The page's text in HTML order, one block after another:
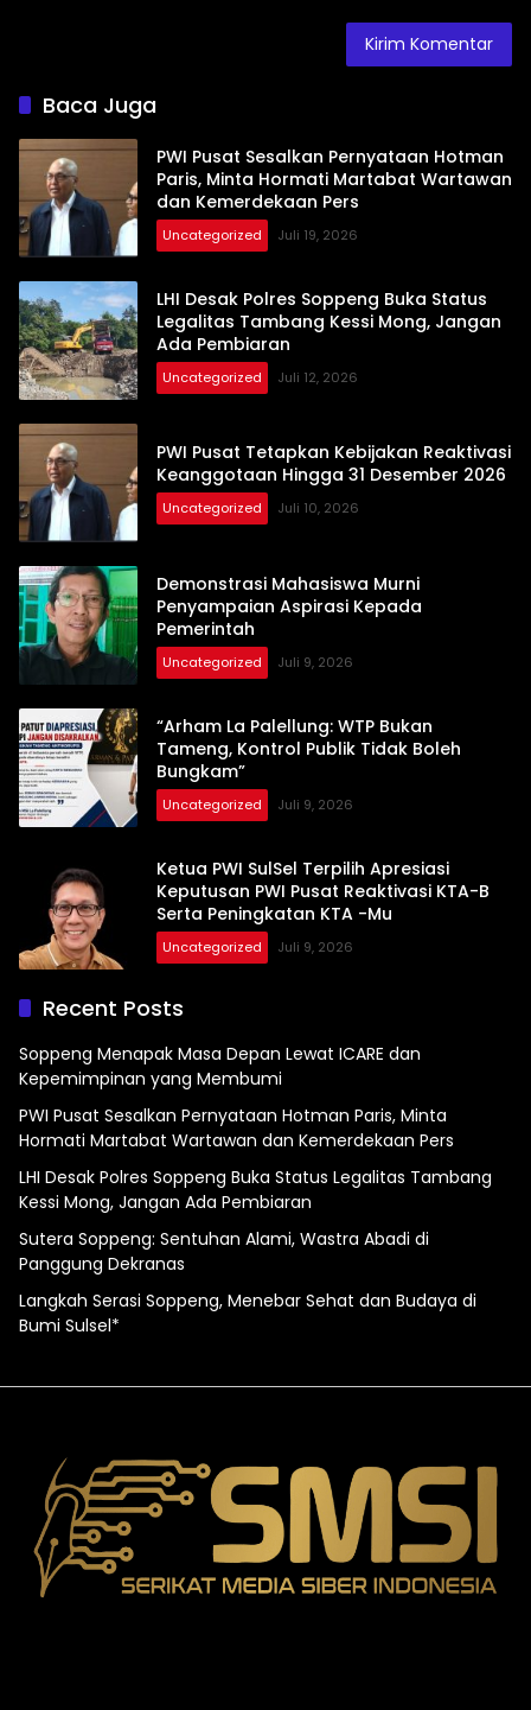
Baca Juga
PWI Pusat Sesalkan Pernyataan Hotman
Paris, Minta Hormati Martabat Wartawan
dan Kemerdekaan Pers
Uncategorized Juli 19, 2026
LHI Desak Polres Soppeng Buka Status
Legalitas Tambang Kessi Mong, Jangan
Ada Pembiaran
Uncategorized Juli 12, 2026
PWI Pusat Tetapkan Kebijakan Reaktivasi
Keanggotaan Hingga 31 Desember 2026
Uncategorized Juli 10, 2026
Demonstrasi Mahasiswa Murni
Penyampaian Aspirasi Kepada
Pemerintah
Uncategorized Juli 9, 2026
“Arham La Palellung: WTP Bukan
Tameng, Kontrol Publik Tidak Boleh
Bungkam”
Uncategorized Juli 9, 2026
Ketua PWI SulSel Terpilih Apresiasi
Keputusan PWI Pusat Reaktivasi KTA-B
Serta Peningkatan KTA -Mu
Uncategorized Juli 9, 2026
Recent Posts
Soppeng Menapak Masa Depan Lewat ICARE dan
Kepemimpinan yang Membumi
PWI Pusat Sesalkan Pernyataan Hotman Paris, Minta
Hormati Martabat Wartawan dan Kemerdekaan Pers
LHI Desak Polres Soppeng Buka Status Legalitas Tambang
Kessi Mong, Jangan Ada Pembiaran
Sutera Soppeng: Sentuhan Alami, Wastra Abadi di
Panggung Dekranas
Langkah Serasi Soppeng, Menebar Sehat dan Budaya di
Bumi Sulsel*